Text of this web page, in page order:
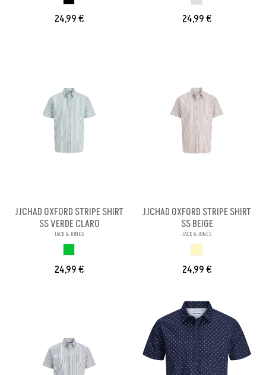
24,99 € 24,99 €
JJCHAD OXFORD STRIPE SHIRT
SS VERDE CLARO
JACK & JONES
24,99 €
JJCHAD OXFORD STRIPE SHIRT
SS BEIGE
JACK & JONES
24,99 €